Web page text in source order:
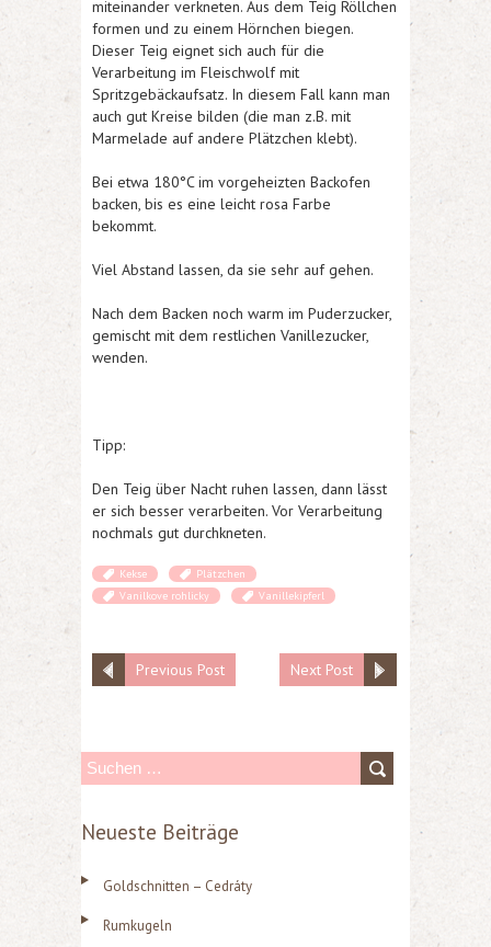
miteinander verkneten. Aus dem Teig Röllchen
formen und zu einem Hörnchen biegen.
Dieser Teig eignet sich auch für die
Verarbeitung im Fleischwolf mit
Spritzgebäckaufsatz. In diesem Fall kann man
auch gut Kreise bilden (die man z.B. mit
Marmelade auf andere Plätzchen klebt).
Bei etwa 180°C im vorgeheizten Backofen
backen, bis es eine leicht rosa Farbe
bekommt.
Viel Abstand lassen, da sie sehr auf gehen.
Nach dem Backen noch warm im Puderzucker,
gemischt mit dem restlichen Vanillezucker,
wenden.
Tipp:
Den Teig über Nacht ruhen lassen, dann lässt
er sich besser verarbeiten. Vor Verarbeitung
nochmals gut durchkneten.
Kekse
Plätzchen
Vanilkove rohlicky
Vanillekipferl
Previous Post Next Post
cNeueste Beiträge
Goldschnitten – Cedráty
Rumkugeln